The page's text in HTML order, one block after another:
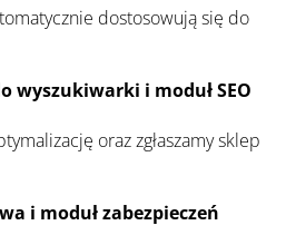
dostosowują się do
wyszukiwarki i moduł SEO
oraz zgłaszamy sklep
i moduł zabezpieczeń